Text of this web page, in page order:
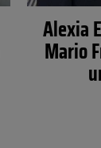
Alexia
Mario